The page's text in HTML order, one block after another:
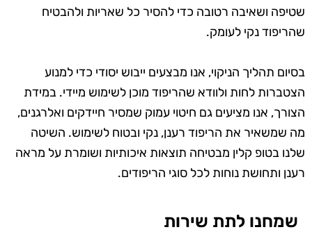
שטיפה ושאיבה רטובה כדי להסיר כל שאריות ולהבטיח
שהריפוד נקי לעומק.
בסיום תהליך הניקוי, אנו מבצעים ייבוש יסודי כדי למנוע
הצטברות לחות ולוודא שהריפוד מוכן לשימוש מיידי. במידת
הצורך, אנו מציעים גם חיטוי עמוק שמסיר חיידקים ואלרגנים,
מה שמשאיר את הריפוד רענן, נקי ובטוח לשימוש. השיטה
שלנו בטופ קלין מבטיחה תוצאות איכותיות ושומרת על מראה
רענן ותחושת נוחות לכל סוגי הריפודים.
שמחנו לתת שירות